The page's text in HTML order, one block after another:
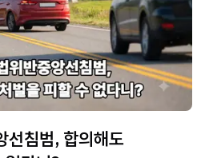
선침범, 합의해도